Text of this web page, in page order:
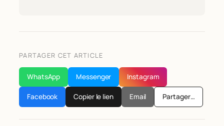
PARTAGER CET ARTICLE
WhatsApp Messenger Instagram
Facebook Copier le lien Email Partager…